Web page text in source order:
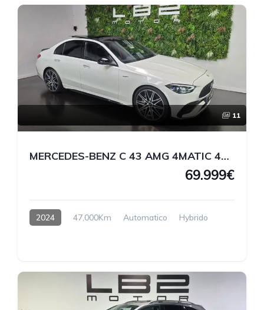
11
MERCEDES-BENZ C 43 AMG 4MATIC 408 CV
69.999€
2024 47,000Km Automatico Hybrido